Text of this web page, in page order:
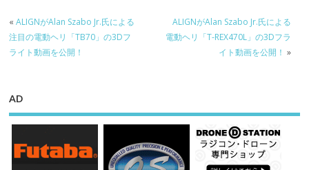
«ALIGNがAlan Szabo Jr.氏による
注目の電動ヘリ「TB70」の3Dフ
ライト動画を公開！
ALIGNがAlan Szabo Jr.氏による
電動ヘリ「T-REX470L」の3Dフラ
イト動画を公開！ »
AD